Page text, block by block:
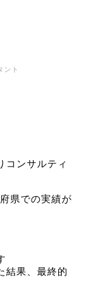
ント
コンサルティ
県での実績が
結果、最終的